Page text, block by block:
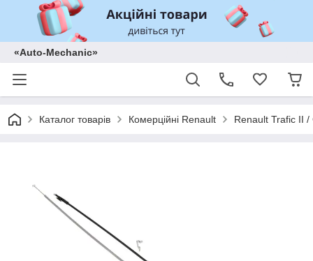
«Auto-Mechanic»
Каталог товарів Комерційні Renault Renault Trafic II